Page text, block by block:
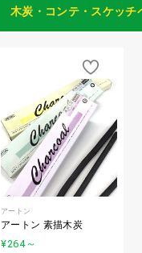
木炭・コンテ・スケッチ
アートン
アートン 素描木炭
¥264～